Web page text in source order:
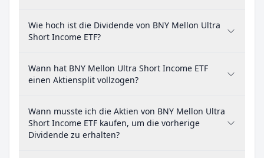
Wie hoch ist die Dividende von BNY Mellon Ultra
Short Income ETF?
Wann hat BNY Mellon Ultra Short Income ETF
einen Aktiensplit vollzogen?
Wann musste ich die Aktien von BNY Mellon Ultra
Short Income ETF kaufen, um die vorherige
Dividende zu erhalten?